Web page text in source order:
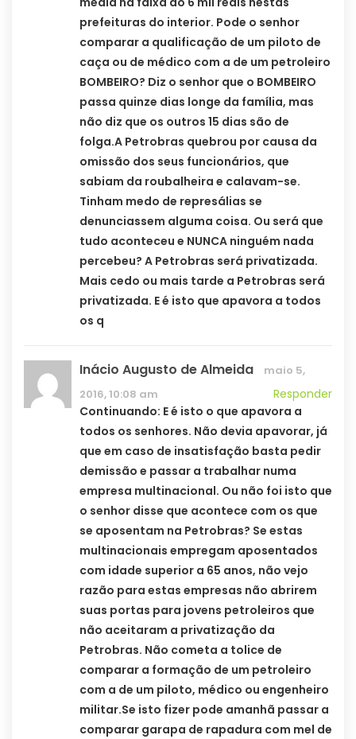
prefeituras do interior. Pode o senhor
comparar a qualificação de um piloto de
caça ou de médico com a de um petroleiro
BOMBEIRO? Diz o senhor que o BOMBEIRO
passa quinze dias longe da família, mas
não diz que os outros 15 dias são de
folga.A Petrobras quebrou por causa da
omissão dos seus funcionários, que
sabiam da roubalheira e calavam-se.
Tinham medo de represálias se
denunciassem alguma coisa. Ou será que
tudo aconteceu e NUNCA ninguém nada
percebeu? A Petrobras será privatizada.
Mais cedo ou mais tarde a Petrobras será
privatizada. E é isto que apavora a todos
os q
Inácio Augusto de Almeida
maio 5,
2016, 10:08 am
Responder
Continuando: E é isto o que apavora a
todos os senhores. Não devia apavorar, já
que em caso de insatisfação basta pedir
demissão e passar a trabalhar numa
empresa multinacional. Ou não foi isto que
o senhor disse que acontece com os que
se aposentam na Petrobras? Se estas
multinacionais empregam aposentados
com idade superior a 65 anos, não vejo
razão para estas empresas não abrirem
suas portas para jovens petroleiros que
não aceitaram a privatização da
Petrobras. Não cometa a tolice de
comparar a formação de um petroleiro
com a de um piloto, médico ou engenheiro
militar.Se isto fizer pode amanhã passar a
comparar garapa de rapadura com mel de